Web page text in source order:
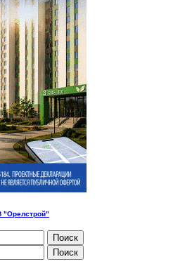
"Орелстрой"